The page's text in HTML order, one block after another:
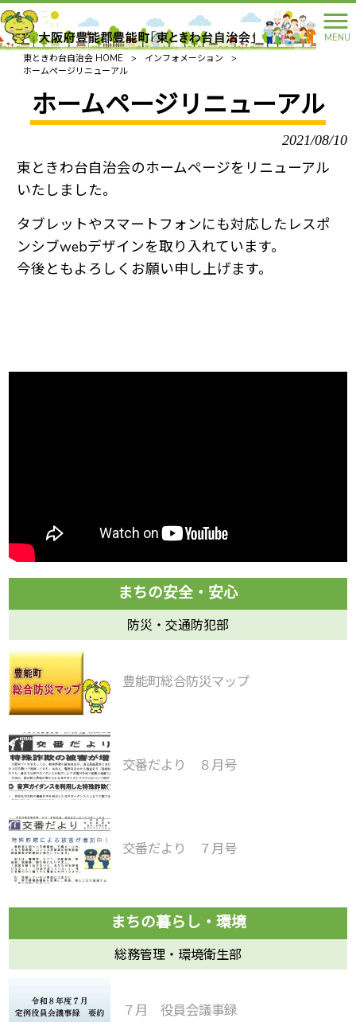
MENU
東ときわ台自治会 HOME
> インフォメーション
>
ホームページリニューアル
ホームページリニューアル
2021/08/10
東ときわ台自治会のホームページをリニューアル
いたしました。
タブレットやスマートフォンにも対応したレスポ
ンシブwebデザインを取り入れています。
今後ともよろしくお願い申し上げます。
防災・交通防犯部
豊能町総合防災マップ
交番だより ８月号
交番だより ７月号
総務管理・環境衛生部
７月 役員会議事録